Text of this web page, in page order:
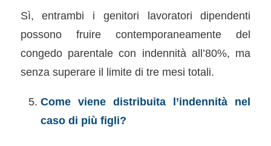
Sì, entrambi i genitori lavoratori dipendenti
possono fruire contemporaneamente del
congedo parentale con indennità all’80%, ma
senza superare il limite di tre mesi totali.
Come viene distribuita l’indennità nel
caso di più figli?